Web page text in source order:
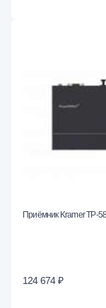
Приёмник Kramer TP-
124 674 ₽